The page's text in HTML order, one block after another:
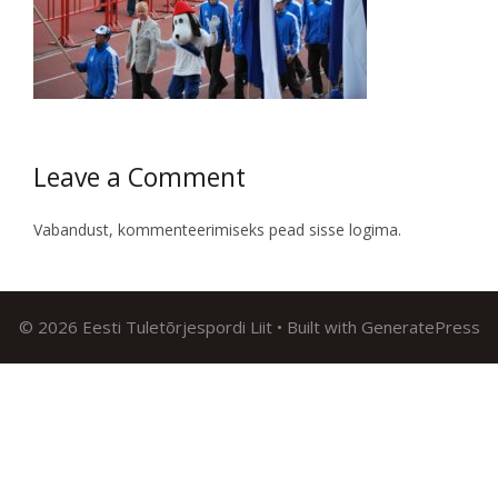
Leave a Comment
Vabandust, kommenteerimiseks pead sisse logima.
© 2026 Eesti Tuletõrjespordi Liit• Built with GeneratePress